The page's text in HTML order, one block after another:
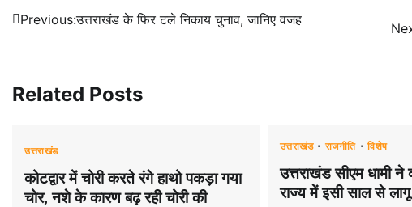
Post
Previous:उत्तराखंड के फिर टले निकाय चुनाव, जानिए वजह
Related Posts
उत्तराखंड
कोटद्वार में चोरी करते रंगे हाथो पकड़ा गया
चोर, नशे के कारण बढ़ रही चोरी की
उत्तराखंड राजनीति विशेष
उत्तराखंड सीएम धामी ने
राज्य में इसी साल से